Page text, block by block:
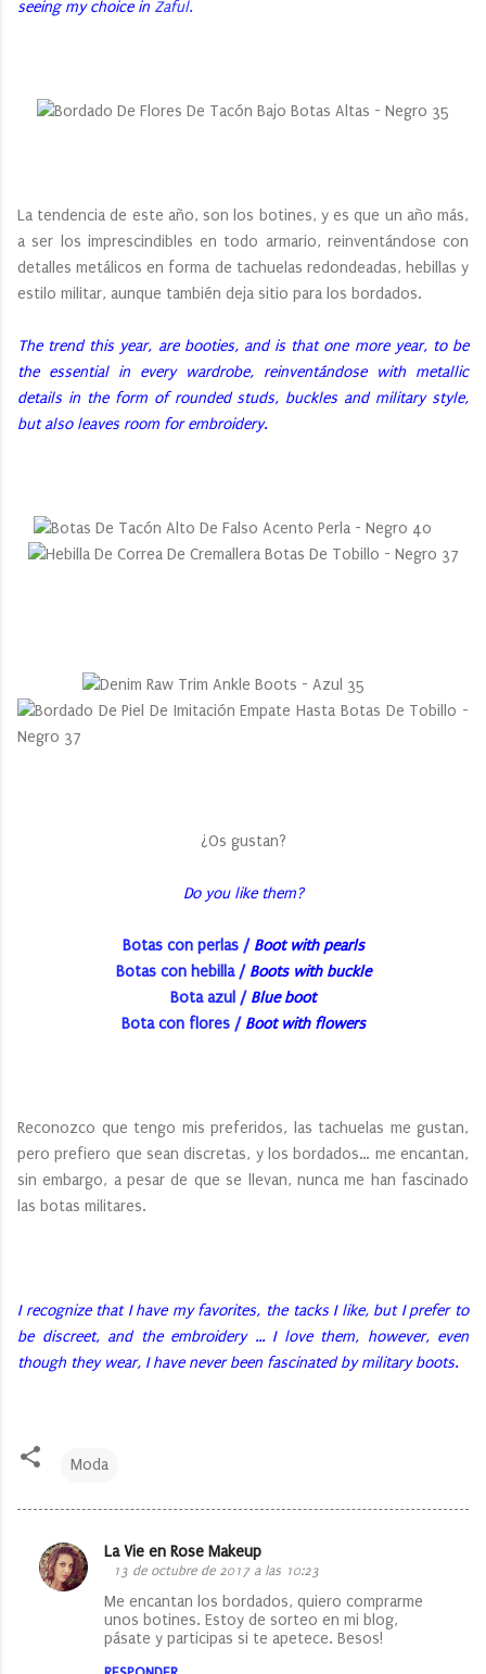
seeing my choice in Zaful.
La tendencia de este año, son los botines, y es que un año más,
a ser los imprescindibles en todo armario, reinventándose con
detalles metálicos en forma de tachuelas redondeadas, hebillas y
estilo militar, aunque también deja sitio para los bordados.
The trend this year, are booties, and is that one more year, to be
the essential in every wardrobe, reinventándose with metallic
details in the form of rounded studs, buckles and military style,
but also leaves room for embroidery.
¿Os gustan?
Do you like them?
Botas con perlas / Boot with pearls
Botas con hebilla / Boots with buckle
Bota azul / Blue boot
Bota con flores /Boot with flowers
Reconozco que tengo mis preferidos, las tachuelas me gustan,
pero prefiero que sean discretas, y los bordados… me encantan,
sin embargo, a pesar de que se llevan, nunca me han fascinado
las botas militares.
I recognize that I have my favorites, the tacks I like, but I prefer to
be discreet, and the embroidery ... I love them, however, even
though they wear, I have never been fascinated by military boots.
Moda
C
La Vie en Rose Makeup
13 de octubre de 2017 a las 10:23
Me encantan los bordados, quiero comprarme
unos botines. Estoy de sorteo en mi blog,
pásate y participas si te apetece. Besos!